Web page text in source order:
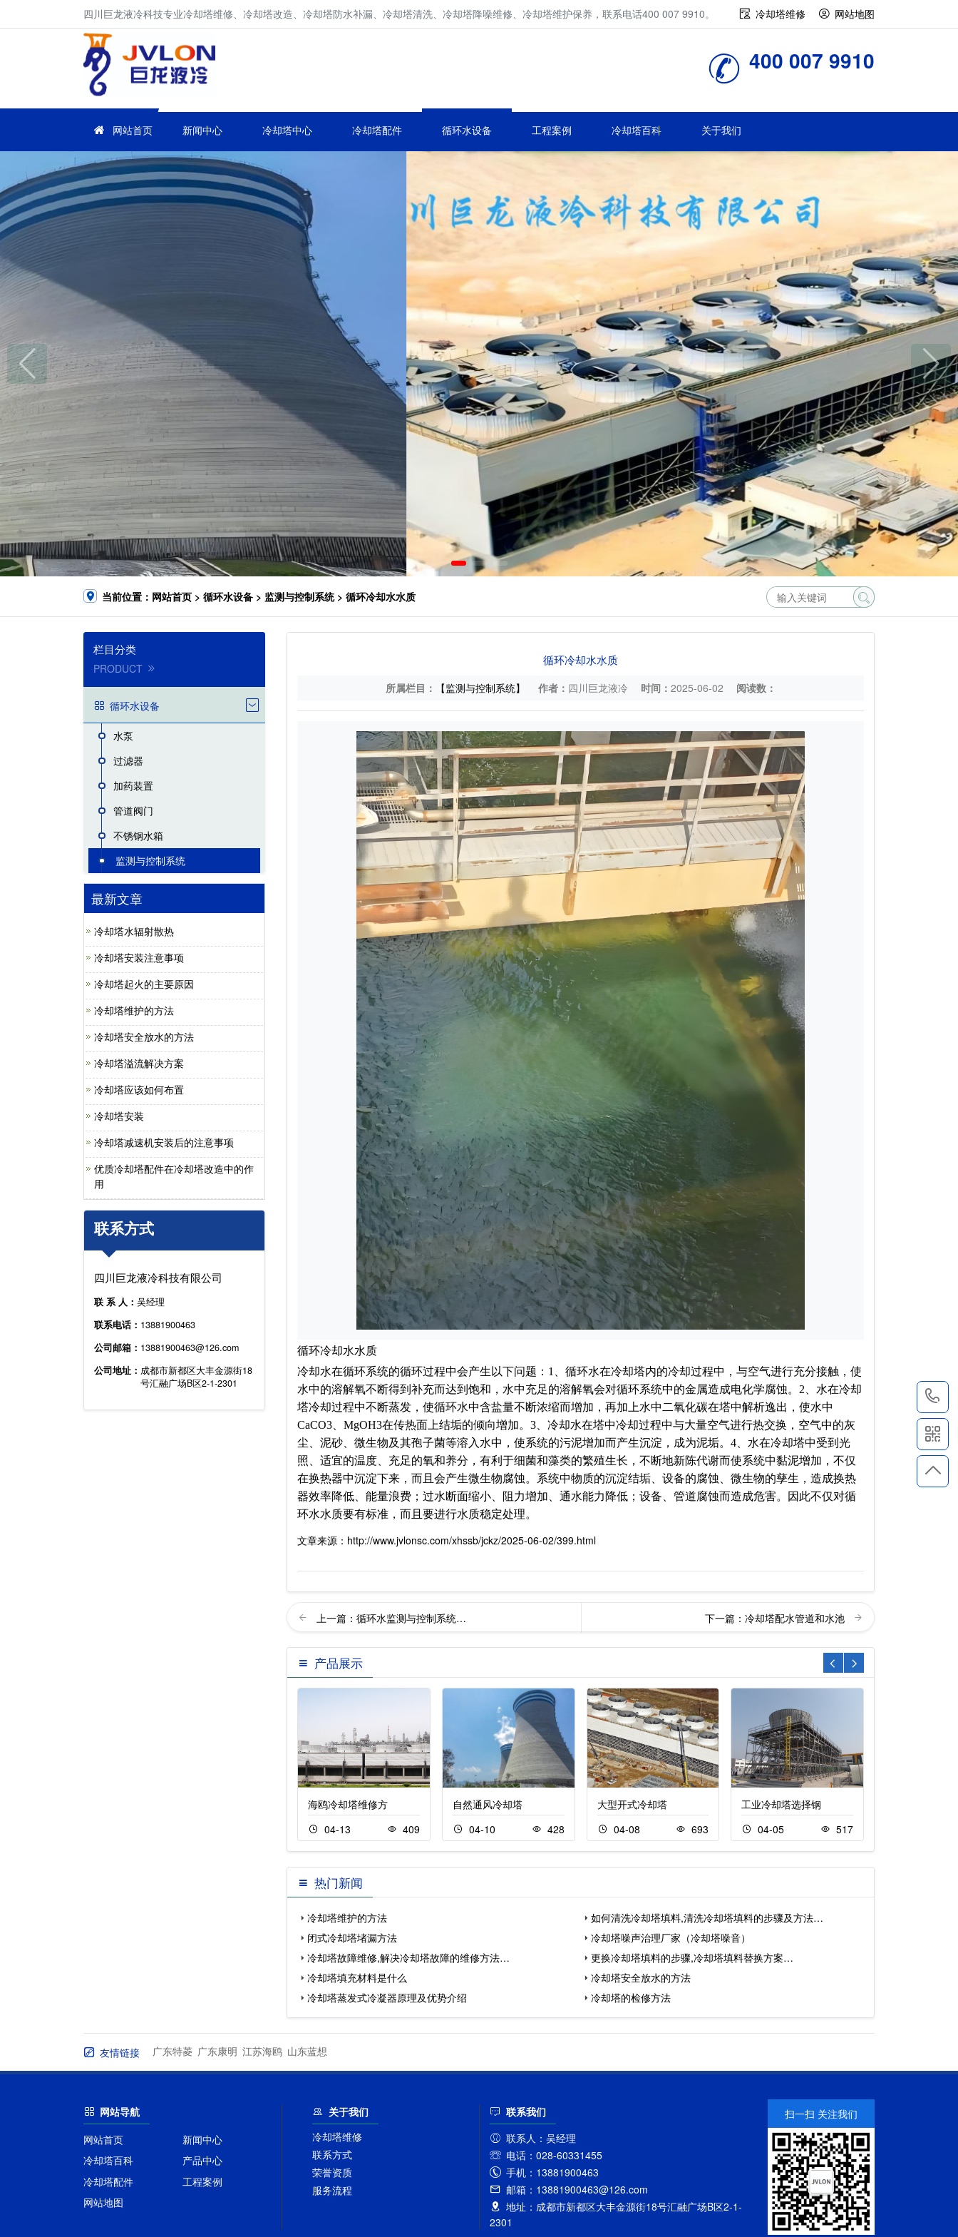
四川巨龙液冷科技专业冷却塔维修、冷却塔改造、冷却塔防水补漏、冷却塔清洗、冷却塔降噪维修、冷却塔维护保养，联系电话400 007 9910。 冷却塔维修 网站地图
400 007 9910
网站首页 新闻中心 冷却塔中心 冷却塔配件 循环水设备 工程案例 冷却塔百科 关于我们
当前位置： 网站首页 > 循环水设备 > 监测与控制系统> 循环冷却水水质
栏目分类
PRODUCT
循环水设备
水泵
过滤器
加药装置
管道阀门
不锈钢水箱
监测与控制系统
最新文章
冷却塔水辐射散热
冷却塔安装注意事项
冷却塔起火的主要原因
冷却塔维护的方法
冷却塔安全放水的方法
冷却塔溢流解决方案
冷却塔应该如何布置
冷却塔安装
冷却塔减速机安装后的注意事项
优质冷却塔配件在冷却塔改造中的作
用
联系方式
四川巨龙液冷科技有限公司
联 系 人： 吴经理
联系电话： 13881900463
公司邮箱： 13881900463@126.com
公司地址： 成都市新都区大丰金源街18
号汇融广场B区2-1-2301
循环冷却水水质
所属栏目： 【监测与控制系统】 作者： 四川巨龙液冷 时间： 2025-06-02 阅读数：
循环冷却水水质
冷却水在循环系统的循环过程中会产生以下问题：1、循环水在冷却塔内的冷却过程中，与空气进行充分接触，使
水中的溶解氧不断得到补充而达到饱和，水中充足的溶解氧会对循环系统中的金属造成电化学腐蚀。2、水在冷却
塔冷却过程中不断蒸发，使循环水中含盐量不断浓缩而增加，再加上水中二氧化碳在塔中解析逸出，使水中
CaCO3、MgOH3在传热面上结垢的倾向增加。3、冷却水在塔中冷却过程中与大量空气进行热交换，空气中的灰
尘、泥砂、微生物及其孢子菌等溶入水中，使系统的污泥增加而产生沉淀，成为泥垢。4、水在冷却塔中受到光
照、适宜的温度、充足的氧和养分，有利于细菌和藻类的繁殖生长，不断地新陈代谢而使系统中黏泥增加，不仅
在换热器中沉淀下来，而且会产生微生物腐蚀。系统中物质的沉淀结垢、设备的腐蚀、微生物的孳生，造成换热
器效率降低、能量浪费；过水断面缩小、阻力增加、通水能力降低；设备、管道腐蚀而造成危害。因此不仅对循
环水水质要有标准，而且要进行水质稳定处理。
文章来源：http://www.jvlonsc.com/xhssb/jckz/2025-06-02/399.html
上一篇： 循环水监测与控制系统… 下一篇： 冷却塔配水管道和水池
产品展示
海鸥冷却塔维修方
04-13
409
自然通风冷却塔
04-10
428
大型开式冷却塔
04-08
693
工业冷却塔选择钢
04-05
517
热门新闻
冷却塔维护的方法
如何清洗冷却塔填料,清洗冷却塔填料的步骤及方法…
闭式冷却塔堵漏方法
冷却塔噪声治理厂家（冷却塔噪音）
冷却塔故障维修,解决冷却塔故障的维修方法…
更换冷却塔填料的步骤,冷却塔填料替换方案…
冷却塔填充材料是什么
冷却塔安全放水的方法
冷却塔蒸发式冷凝器原理及优势介绍
冷却塔的检修方法
友情链接 广东特菱 广东康明 江苏海鸥 山东蓝想
网站导航
网站首页
新闻中心
冷却塔百科
产品中心
冷却塔配件
工程案例
网站地图
关于我们
冷却塔维修
联系方式
荣誉资质
服务流程
联系我们
联系人： 吴经理
电话： 028-60331455
手机： 13881900463
邮箱： 13881900463@126.com
地址： 成都市新都区大丰金源街18号汇融广场B区2-1-
2301
扫一扫 关注我们